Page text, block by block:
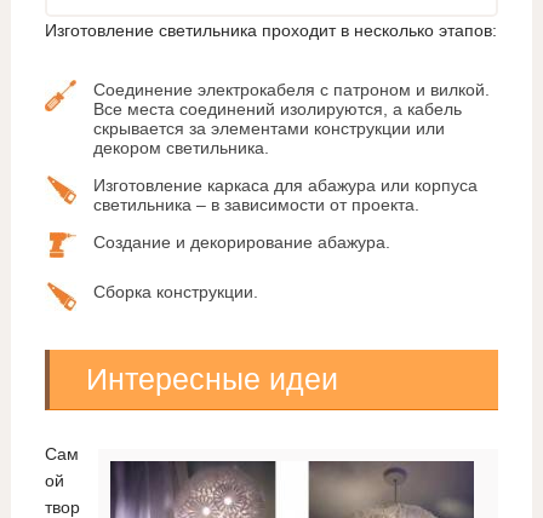
Изготовление светильника проходит в несколько этапов:
Соединение электрокабеля с патроном и вилкой.
Все места соединений изолируются, а кабель
скрывается за элементами конструкции или
декором светильника.
Изготовление каркаса для абажура или корпуса
светильника – в зависимости от проекта.
Создание и декорирование абажура.
Сборка конструкции.
Интересные идеи
Сам
ой
твор